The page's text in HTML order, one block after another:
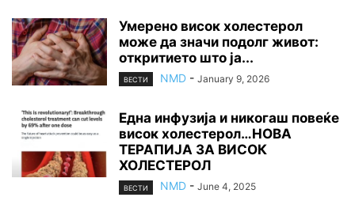
Умерено висок холестерол
може да значи подолг живот:
откритието што ја...
ВЕСТИ NMD - January 9, 2026
Една инфузија и никогаш повеќе
висок холестерол…НОВА
ТЕРАПИЈА ЗА ВИСОК
ХОЛЕСТЕРОЛ
ВЕСТИ NMD - June 4, 2025